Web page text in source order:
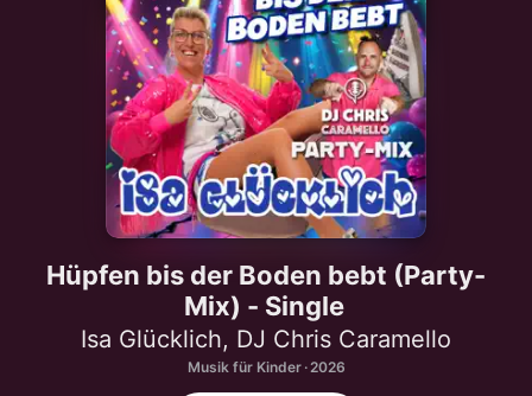
Radio
Apple Music installieren
Hüpfen bis der Boden bebt (Party-
Mix) - Single
Isa Glücklich, DJ Chris Caramello
Musik für Kinder · 2026